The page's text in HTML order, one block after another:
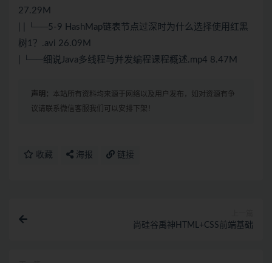
27.29M
| | └──5-9 HashMap链表节点过深时为什么选择使用红黑
树1？.avi 26.09M
| └──细说Java多线程与并发编程课程概述.mp4 8.47M
声明： 本站所有资料均来源于网络以及用户发布，如对资源有争
议请联系微信客服我们可以安排下架！
收藏 海报 链接
尚硅谷禹神HTML+CSS前端基础